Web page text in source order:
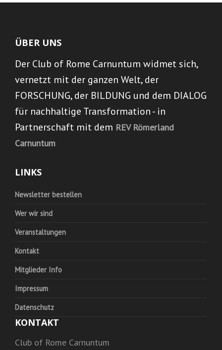
ÜBER UNS
Der Club of Rome Carnuntum widmet sich,
vernetzt mit der ganzen Welt, der
FORSCHUNG, der BILDUNG und dem DIALOG
für nachhaltige Transformation - in
Partnerschaft mit dem REV Römerland
Carnuntum
LINKS
Newsletter bestellen
Wer wir sind
Veranstaltungen
Kontakt
Mitglieder Info
Impressum
Datenschutz
KONTAKT
Club of Rome Carnuntum